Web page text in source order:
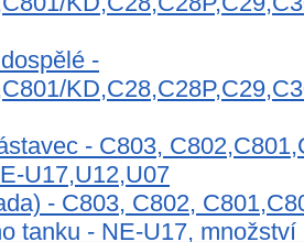
-
- C803,
U17,U12,U07
- C803, C802,
tanku - NE-U17, množství